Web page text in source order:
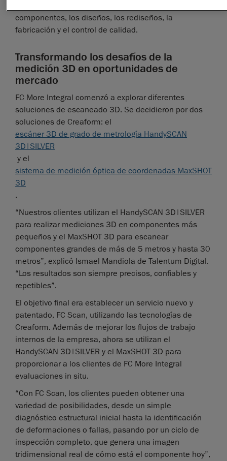
componentes, los diseños, los rediseños, la
fabricación y el control de calidad.
Transformando los desafíos de la
medición 3D en oportunidades de
mercado
FC More Integral comenzó a explorar diferentes
soluciones de escaneado 3D. Se decidieron por dos
soluciones de Creaform: el
escáner 3D de grado de metrología HandySCAN
3D|SILVER
y el
sistema de medición óptica de coordenadas MaxSHOT
3D
.
“Nuestros clientes utilizan el HandySCAN 3D|SILVER
para realizar mediciones 3D en componentes más
pequeños y el MaxSHOT 3D para escanear
componentes grandes de más de 5 metros y hasta 30
metros”, explicó Ismael Mandiola de Talentum Digital.
“Los resultados son siempre precisos, confiables y
repetibles”.
El objetivo final era establecer un servicio nuevo y
patentado, FC Scan, utilizando las tecnologías de
Creaform. Además de mejorar los flujos de trabajo
internos de la empresa, ahora se utilizan el
HandySCAN 3D|SILVER y el MaxSHOT 3D para
proporcionar a los clientes de FC More Integral
evaluaciones in situ.
“Con FC Scan, los clientes pueden obtener una
variedad de posibilidades, desde un simple
diagnóstico estructural inicial hasta la identificación
de deformaciones o fallas, pasando por un ciclo de
inspección completo, que genera una imagen
tridimensional real de cómo está el componente hoy”,